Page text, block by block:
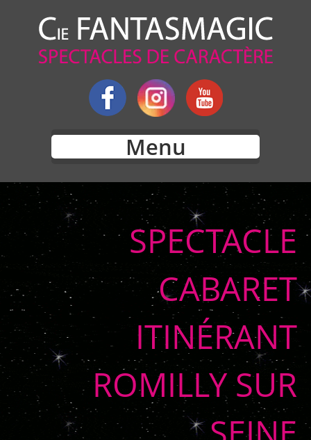
Menu
SPECTACLE
CABARET
ITINÉRANT
ROMILLY SUR